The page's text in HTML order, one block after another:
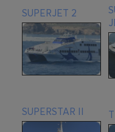
SUPERJET 2
SUPERSTAR II